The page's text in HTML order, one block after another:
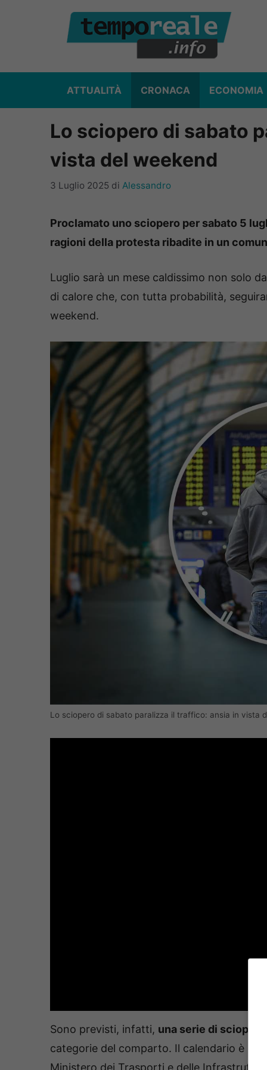
ATTUALITÀ CRONACA ECONOMIA
Lo sciopero di sabato
vista del weekend
3 Luglio 2025 di Alessandro
Proclamato uno sciopero per sabato 5
ragioni della protesta ribadite in un
Luglio sarà un mese caldissimo non solo
di calore che, con tutta probabilità,
weekend.
Lo sciopero di sabato paralizza il traffico: ansia in vista
Sono previsti, infatti, una serie di scioperi
categorie del comparto. Il calendario è
Ministero dei Trasporti e delle